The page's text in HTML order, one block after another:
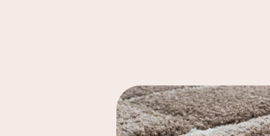
200 cm rond 3
200 x 200 cm 2